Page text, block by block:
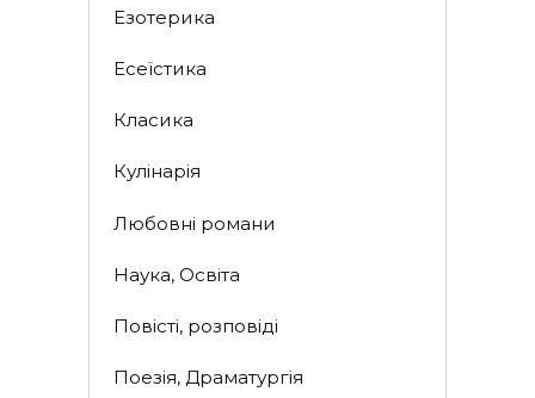
Езотерика
Есеїстика
Класика
Кулінарія
Любовні романи
Наука, Освіта
Повісті, розповіді
Поезія, Драматургія